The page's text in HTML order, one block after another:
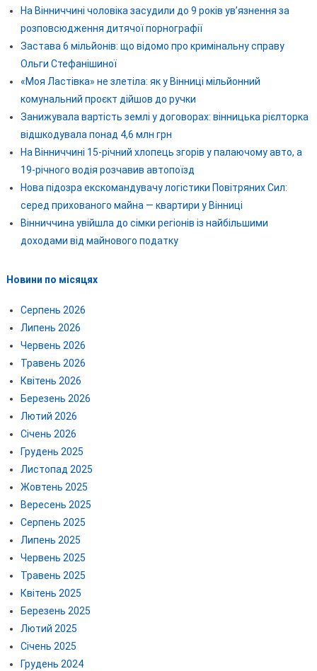
На Вінниччині чоловіка засудили до 9 років ув’язнення за
розповсюдження дитячої порнографії
Застава 6 мільйонів: що відомо про кримінальну справу
Ольги Стефанішиної
«Моя Ластівка» не злетіла: як у Вінниці мільйонний
комунальний проєкт дійшов до ручки
Занижувала вартість землі у договорах: вінницька рієлторка
відшкодувала понад 4,6 млн грн
На Вінниччині 15-річний хлопець згорів у палаючому авто, а
19-річного водія розчавив автопоїзд
Нова підозра екскомандувачу логістики Повітряних Сил:
серед прихованого майна — квартири у Вінниці
Вінниччина увійшла до сімки регіонів із найбільшими
доходами від майнового податку
Новини по місяцях
Серпень 2026
Липень 2026
Червень 2026
Травень 2026
Квітень 2026
Березень 2026
Лютий 2026
Січень 2026
Грудень 2025
Листопад 2025
Жовтень 2025
Вересень 2025
Серпень 2025
Липень 2025
Червень 2025
Травень 2025
Квітень 2025
Березень 2025
Лютий 2025
Січень 2025
Грудень 2024